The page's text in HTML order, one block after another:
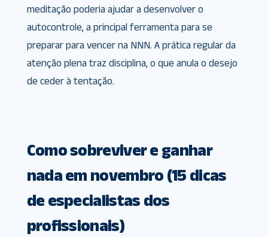
meditação poderia ajudar a desenvolver o
autocontrole, a principal ferramenta para se
preparar para vencer na NNN. A prática regular da
atenção plena traz disciplina, o que anula o desejo
de ceder à tentação.
Como sobreviver e ganhar
nada em novembro (15 dicas
de especialistas dos
profissionais)